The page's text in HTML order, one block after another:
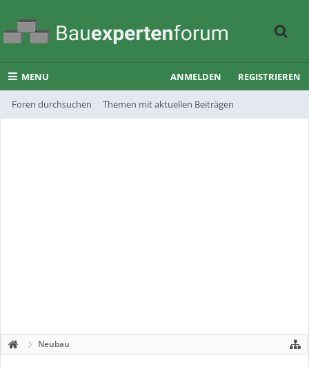
MENU
Foren durchsuchen Themen mit aktuellen Beiträgen
ANMELDEN REGISTRIEREN
Neubau